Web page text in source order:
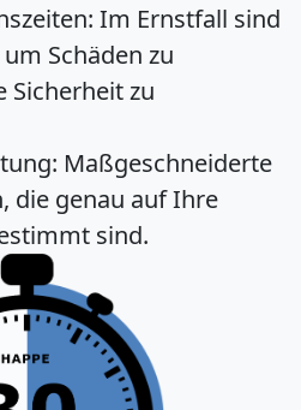
Im Ernstfall sind
Schäden zu
zu
Maßgeschneiderte
die genau auf Ihre
sind.